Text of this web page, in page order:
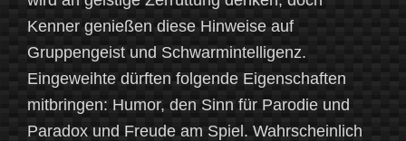
Kenner genießen diese Hinweise auf
Gruppengeist und Schwarmintelligenz.
Eingeweihte dürften folgende Eigenschaften
mitbringen: Humor, den Sinn für Parodie und
Paradox und Freude am Spiel. Wahrscheinlich